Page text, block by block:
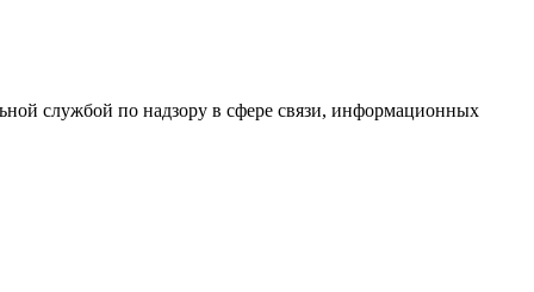
службой по надзору в сфере связи, информационных